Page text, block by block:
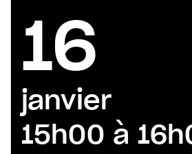
16
janvier
15h00 à